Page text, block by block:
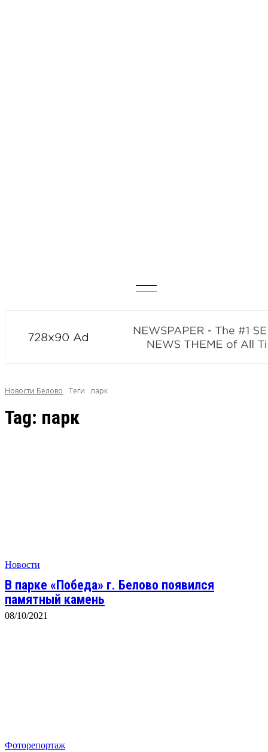
news
Новости Белово Теги парк
Tag: парк
Новости
В парке «Победа» г. Белово появился
памятный камень
08/10/2021
Фоторепортаж